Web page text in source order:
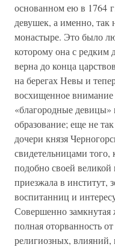
основанном ею в 1764
девушек, а именно,
монастыре. Это было
которому она с редким
верна до конца
на берегах Невы и
восхищенное внимание
«благородные девицы»
образование; еще не
дочери князя
свидетельницами того,
подобно своей
приезжала в институт,
воспитанниц и
Совершенно замкнутая
полная оторванность
религиозных, влияний,